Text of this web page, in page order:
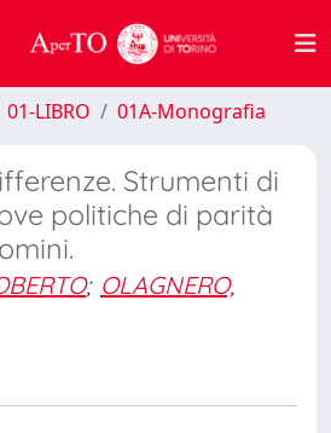
01-LIBRO 01A-Monografia
Strumenti di
politiche di parità
; OLAGNERO,